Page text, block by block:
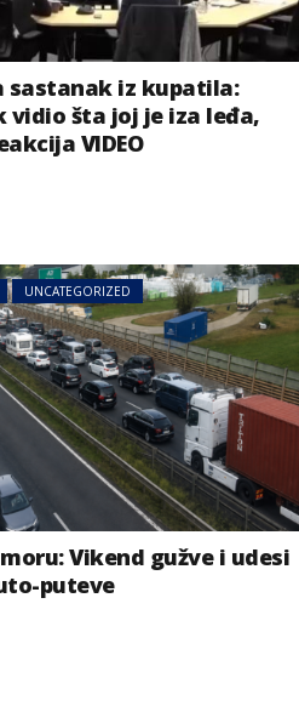
sastanak iz kupatila:
vidio šta joj je iza leđa,
VIDEO
UNCATEGORIZED
Vikend gužve i udesi
puteve